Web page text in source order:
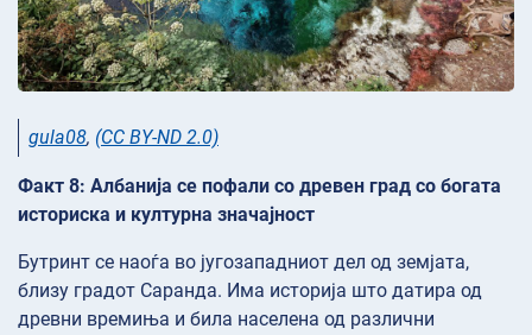
gula08, (CC BY-ND 2.0)
Факт 8: Албанија се пофали со древен град со богата
историска и културна значајност
Бутринт се наоѓа во југозападниот дел од земјата,
близу градот Саранда. Има историја што датира од
древни времиња и била населена од различни